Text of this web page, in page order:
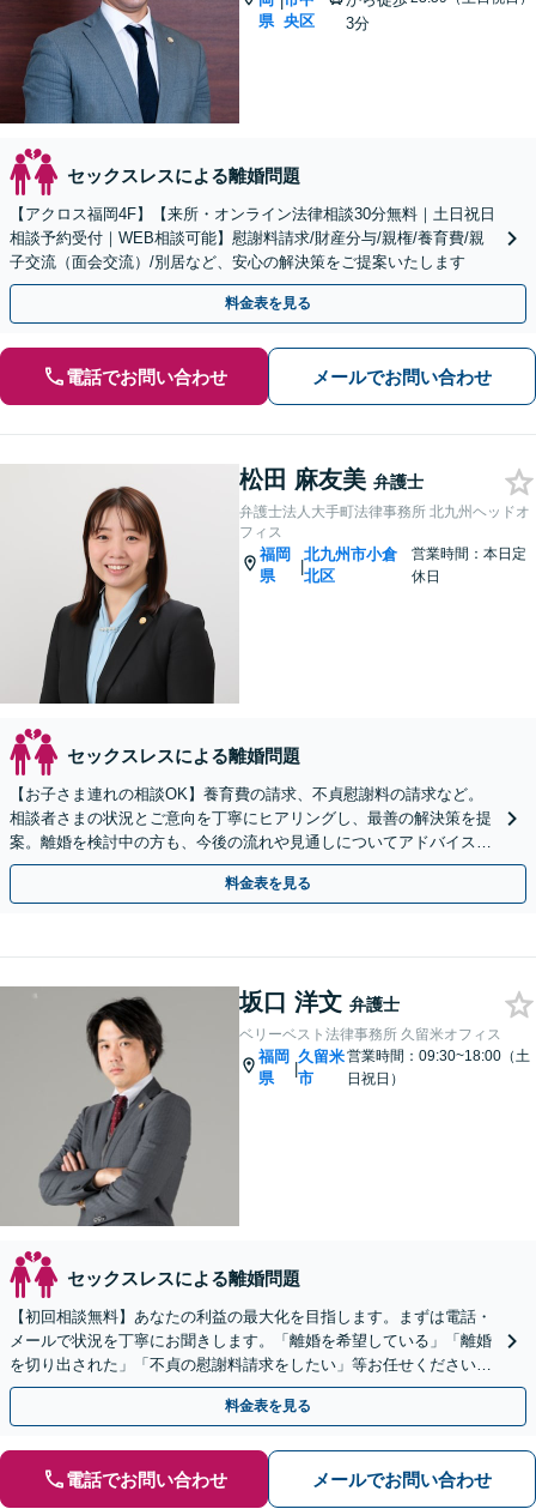
県 央区
3分
セックスレスによる離婚問題
【アクロス福岡4F】【来所・オンライン法律相談30分無料｜土日祝日
相談予約受付｜WEB相談可能】慰謝料請求/財産分与/親権/養育費/親
子交流（面会交流）/別居など、安心の解決策をご提案いたします
料金表を見る
電話でお問い合わせ メールでお問い合わせ
松田 麻友美 弁護士
弁護士法人大手町法律事務所 北九州ヘッドオ
フィス
福岡
県
|
北九州市小倉
北区
営業時間：本日定
休日
セックスレスによる離婚問題
【お子さま連れの相談OK】養育費の請求、不貞慰謝料の請求など。
相談者さまの状況とご意向を丁寧にヒアリングし、最善の解決策を提
案。離婚を検討中の方も、今後の流れや見通しについてアドバイスい
たしますので、まずはご相談ください【駐車場あり】
料金表を見る
坂口 洋文 弁護士
ベリーベスト法律事務所 久留米オフィス
福岡
県
|
久留米
市
営業時間：09:30~18:00（土
日祝日）
セックスレスによる離婚問題
【初回相談無料】あなたの利益の最大化を目指します。まずは電話・
メールで状況を丁寧にお聞きします。「離婚を希望している」「離婚
を切り出された」「不貞の慰謝料請求をしたい」等お任せください。
【リーズナブルな料金設定】
料金表を見る
電話でお問い合わせ メールでお問い合わせ